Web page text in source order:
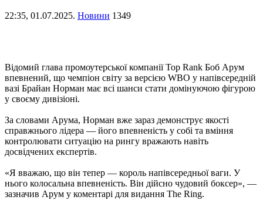
22:35, 01.07.2025. Новини 1349
Відомий глава промоутерської компанії Top Rank Боб Арум
впевнений, що чемпіон світу за версією WBO у напівсередній
вазі Брайан Норман має всі шанси стати домінуючою фігурою
у своєму дивізіоні.
За словами Арума, Норман вже зараз демонструє якості
справжнього лідера — його впевненість у собі та вміння
контролювати ситуацію на рингу вражають навіть
досвідчених експертів.
«Я вважаю, що він тепер — король напівсередньої ваги. У
нього колосальна впевненість. Він дійсно чудовий боксер», —
зазначив Арум у коментарі для видання The Ring.